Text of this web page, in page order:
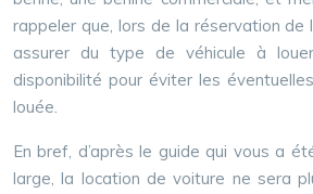
rappeler que, lors de la réservation de
assurer du type de véhicule à
disponibilité pour éviter les
louée.
En bref, d’après le guide qui vous a
large, la location de voiture ne sera